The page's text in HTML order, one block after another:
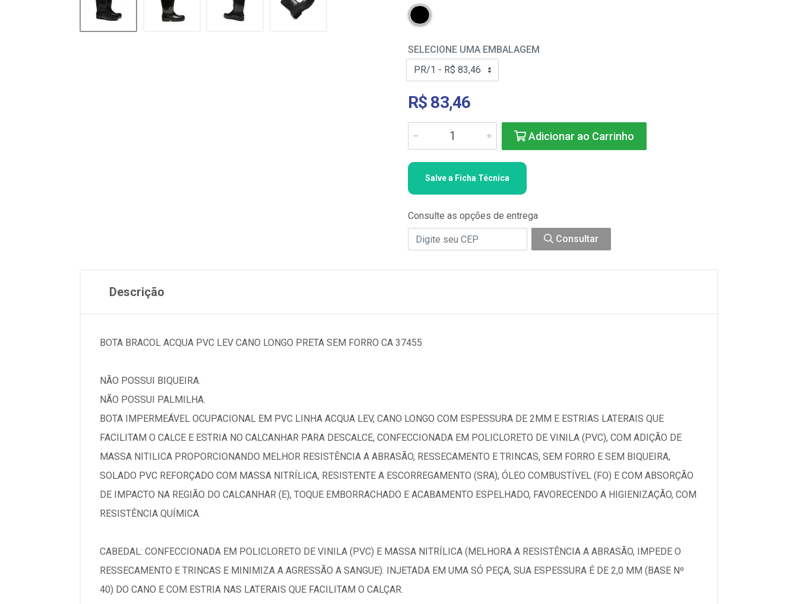
SELECIONE UMA EMBALAGEM
R$ 83,46
Adicionar ao Carrinho
Salve a Ficha Técnica
Consulte as opções de entrega
Consultar
Descrição
BOTA BRACOL ACQUA PVC LEV CANO LONGO PRETA SEM FORRO CA 37455
NÃO POSSUI BIQUEIRA.
NÃO POSSUI PALMILHA.
BOTA IMPERMEÁVEL OCUPACIONAL EM PVC LINHA ACQUA LEV, CANO LONGO COM ESPESSURA DE 2MM E ESTRIAS LATERAIS QUE
FACILITAM O CALCE E ESTRIA NO CALCANHAR PARA DESCALCE, CONFECCIONADA EM POLICLORETO DE VINILA (PVC), COM ADIÇÃO DE
MASSA NITILICA PROPORCIONANDO MELHOR RESISTÊNCIA A ABRASÃO, RESSECAMENTO E TRINCAS, SEM FORRO E SEM BIQUEIRA,
SOLADO PVC REFORÇADO COM MASSA NITRÍLICA, RESISTENTE A ESCORREGAMENTO (SRA), ÓLEO COMBUSTÍVEL (FO) E COM ABSORÇÃO
DE IMPACTO NA REGIÃO DO CALCANHAR (E), TOQUE EMBORRACHADO E ACABAMENTO ESPELHADO, FAVORECENDO A HIGIENIZAÇÃO, COM
RESISTÊNCIA QUÍMICA.
CABEDAL: CONFECCIONADA EM POLICLORETO DE VINILA (PVC) E MASSA NITRÍLICA (MELHORA A RESISTÊNCIA A ABRASÃO, IMPEDE O
RESSECAMENTO E TRINCAS E MINIMIZA A AGRESSÃO A SANGUE). INJETADA EM UMA SÓ PEÇA, SUA ESPESSURA É DE 2,0 MM (BASE Nº
40) DO CANO E COM ESTRIA NAS LATERAIS QUE FACILITAM O CALÇAR.